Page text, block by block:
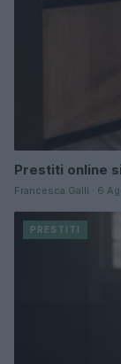
Prestiti online
Francesca Galli · 6
PRESTITI